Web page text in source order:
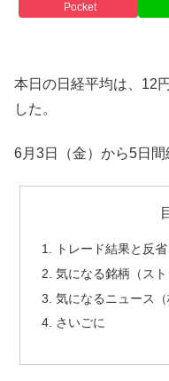
Pocket
本日の日経平均は、12
した。
6月3日（金）から5日
トレード結果と反
気になる銘柄（ス
気になるニュース（
さいごに